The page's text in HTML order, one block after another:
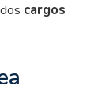
cargos